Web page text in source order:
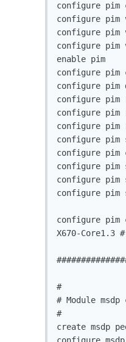
configure
configure pim
configure
configure pim
enable pim
configure pim
configure pim
configure
configure pim
configure
configure pim
configure pim
configure
configure
configure
configure
X670-Core1.3 #
#
# Module
#
create msdp